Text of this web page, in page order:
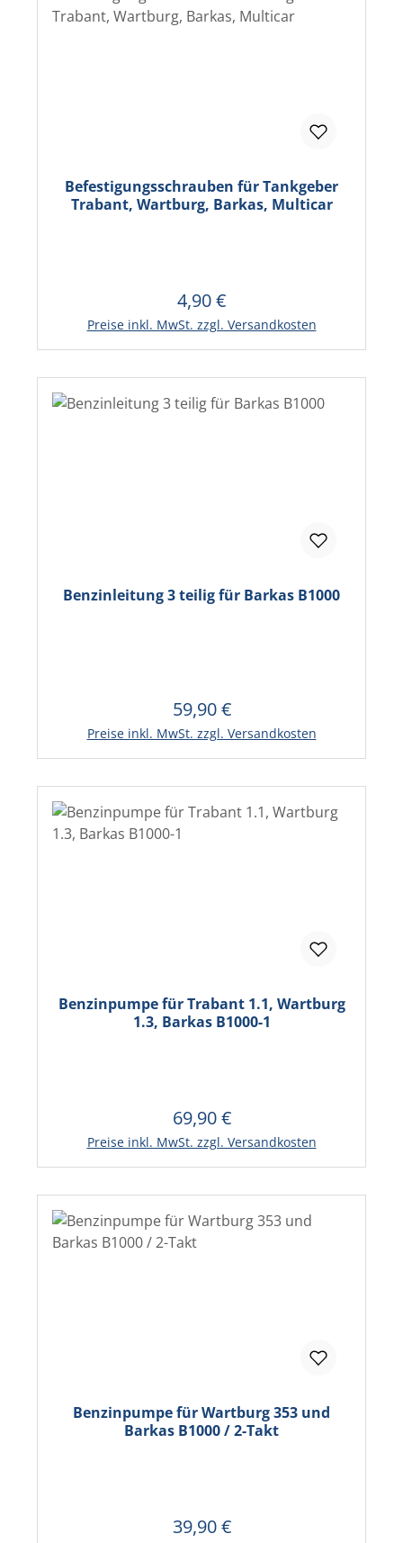
Befestigungsschrauben für Tankgeber
Trabant, Wartburg, Barkas, Multicar
Regulärer Preis:
4,90 €
Preise inkl. MwSt. zzgl. Versandkosten
In den Warenkorb
Benzinleitung 3 teilig für Barkas B1000
Regulärer Preis:
59,90 €
Preise inkl. MwSt. zzgl. Versandkosten
In den Warenkorb
Benzinpumpe für Trabant 1.1, Wartburg
1.3, Barkas B1000-1
Regulärer Preis:
69,90 €
Preise inkl. MwSt. zzgl. Versandkosten
In den Warenkorb
Benzinpumpe für Wartburg 353 und
Barkas B1000 / 2-Takt
Regulärer Preis:
39,90 €